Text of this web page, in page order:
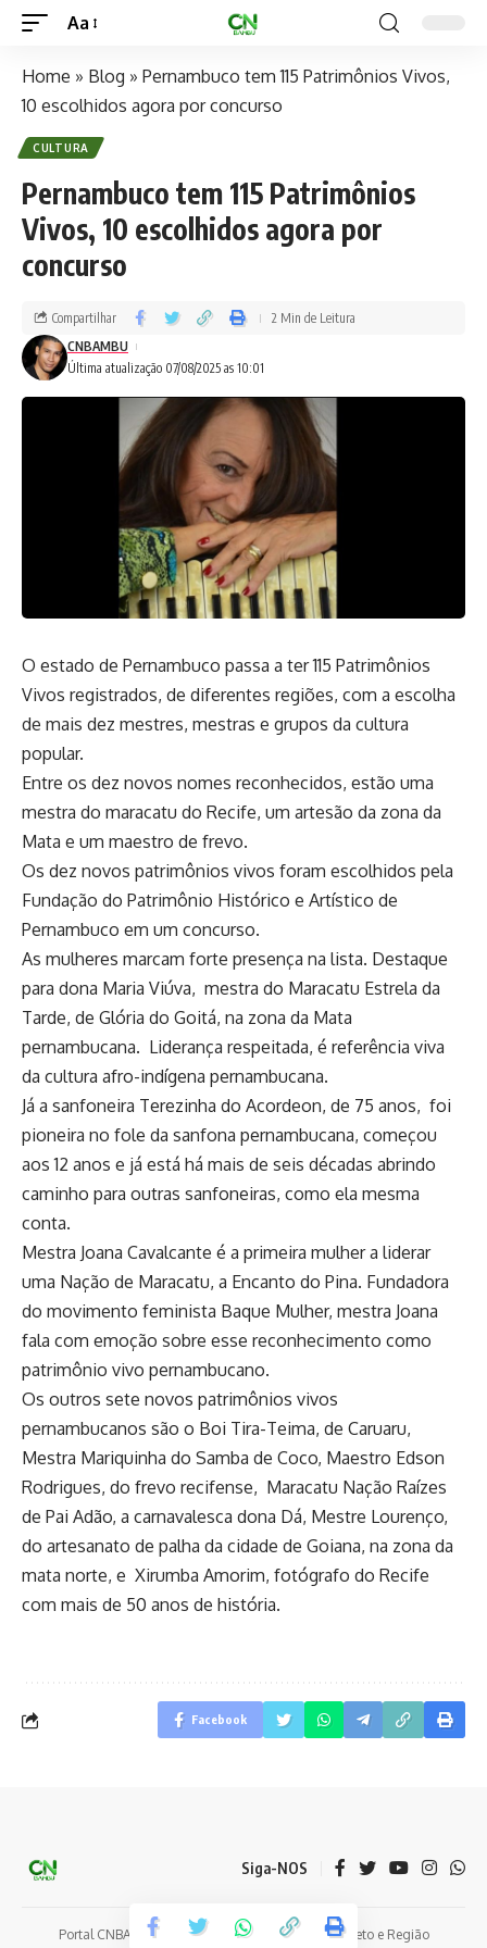
Aa
Home » Blog » Pernambuco tem 115 Patrimônios Vivos,
10 escolhidos agora por concurso
CULTURA
Pernambuco tem 115 Patrimônios
Vivos, 10 escolhidos agora por
concurso
Última atualização 07/08/2025 as 10:01
CNBAMBU
Compartilhar 2 Min de Leitura
O estado de Pernambuco passa a ter 115 Patrimônios
Vivos registrados, de diferentes regiões, com a escolha
de mais dez mestres, mestras e grupos da cultura
popular.
Entre os dez novos nomes reconhecidos, estão uma
mestra do maracatu do Recife, um artesão da zona da
Mata e um maestro de frevo.
Os dez novos patrimônios vivos foram escolhidos pela
Fundação do Patrimônio Histórico e Artístico de
Pernambuco em um concurso.
As mulheres marcam forte presença na lista. Destaque
para dona Maria Viúva, mestra do Maracatu Estrela da
Tarde, de Glória do Goitá, na zona da Mata
pernambucana. Liderança respeitada, é referência viva
da cultura afro-indígena pernambucana.
Já a sanfoneira Terezinha do Acordeon, de 75 anos, foi
pioneira no fole da sanfona pernambucana, começou
aos 12 anos e já está há mais de seis décadas abrindo
caminho para outras sanfoneiras, como ela mesma
conta.
Mestra Joana Cavalcante é a primeira mulher a liderar
uma Nação de Maracatu, a Encanto do Pina. Fundadora
do movimento feminista Baque Mulher, mestra Joana
fala com emoção sobre esse reconhecimento como
patrimônio vivo pernambucano.
Os outros sete novos patrimônios vivos
pernambucanos são o Boi Tira-Teima, de Caruaru,
Mestra Mariquinha do Samba de Coco, Maestro Edson
Rodrigues, do frevo recifense, Maracatu Nação Raízes
de Pai Adão, a carnavalesca dona Dá, Mestre Lourenço,
do artesanato de palha da cidade de Goiana, na zona da
mata norte, e Xirumba Amorim, fotógrafo do Recife
com mais de 50 anos de história.
Facebook
Siga-NOS
Portal CNBAMBU - Notícias e Eventos de Coelho Neto e Região